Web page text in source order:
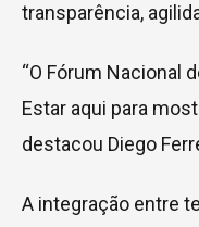
transparência,
“O Fórum Nacional
Estar aqui para
destacou Diego
A integração entre